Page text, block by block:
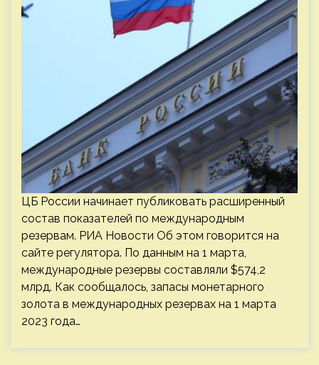
ЦБ России начинает публиковать расширенный
состав показателей по международным
резервам. РИА Новости Об этом говорится на
сайте регулятора. По данным на 1 марта,
международные резервы составляли $574,2
млрд. Как сообщалось, запасы монетарного
золота в международных резервах на 1 марта
2023 года…